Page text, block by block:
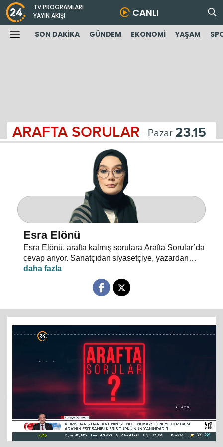
TV PROGRAMLARI
YAYIN AKIŞI
CANLI
SON DAKİKA GÜNDEM EKONOMİ YAŞAM
ARAFTA SORULAR - Pazar 23.15
Esra Elönü
Esra Elönü, arafta kalmış sorulara Arafta Sorular’da
cevap arıyor. Sanatçıdan siyasetçiye, yazardan
oyuncuya herkes kendi arafını bu programda anlatıyor.
Hayata, insana, gündem ve siyasete dair her şeyin
konuşulduğu, akıllara takılan, cevabı bulunamayan
konuklarına arafını sorgulatıyor.